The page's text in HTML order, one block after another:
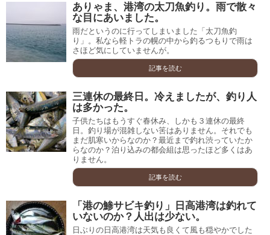
ありゃま、港湾の太刀魚釣り。雨で散々
な目にあいました。
雨だというのに行ってしまいました「太刀魚釣
り」。私なら軽トラの幌の中から釣るつもりで雨は
さほど気にしていませんが。
記事を読む
三連休の最終日。冷えましたが、釣り人
は多かった。
子供たちはもうすぐ春休み、しかも３連休の最終
日。釣り場が混雑しない筈はありません。それでも
まだ肌寒いからなのか？最近まで釣れ渋っていたか
らなのか？泊り込みの都会組は思ったほど多くはあ
りません。
記事を読む
「港の鯵サビキ釣り」日高港湾は釣れて
いないのか？人出は少ない。
日ぶりの日高港湾は天気も良くて風も穏やかでした